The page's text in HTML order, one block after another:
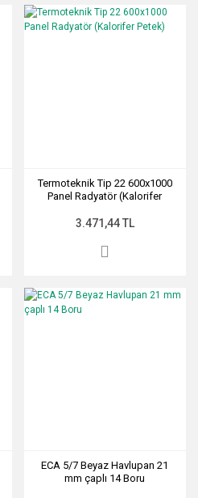
Termoteknik Tip 22 600x1000
Panel Radyatör (Kalorifer
3.471,44 TL
ECA 5/7 Beyaz Havlupan 21
mm çaplı 14 Boru